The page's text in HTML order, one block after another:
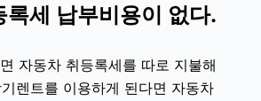
록세 납부비용이 없다.
자동차 취등록세를 따로 지불해
렌트를 이용하게 된다면 자동차